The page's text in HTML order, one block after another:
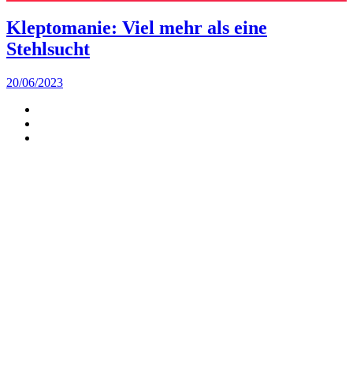
Kleptomanie: Viel mehr als eine
Stehlsucht
20/06/2023